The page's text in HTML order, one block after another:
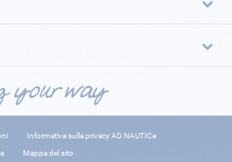
Informativa sulla privacy AD NAUTICe
Mappa del sito